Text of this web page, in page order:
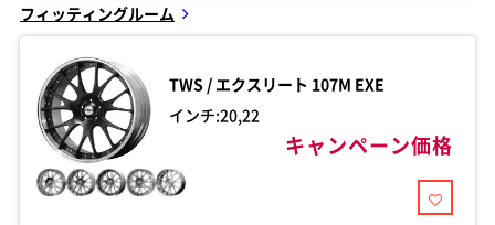
フィッティングルーム
TWS / エクスリート 107M EXE
インチ:20,22
キャンペーン価格